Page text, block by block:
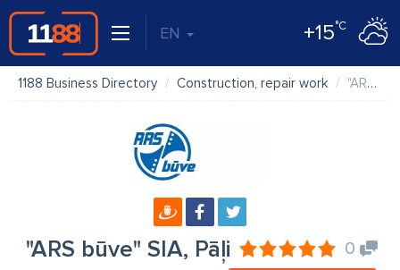
EN +15°C
1188 Business Directory Construction, repair work "ARS būve" SIA, Pāļi
"ARS būve" SIA, Pāļi 0